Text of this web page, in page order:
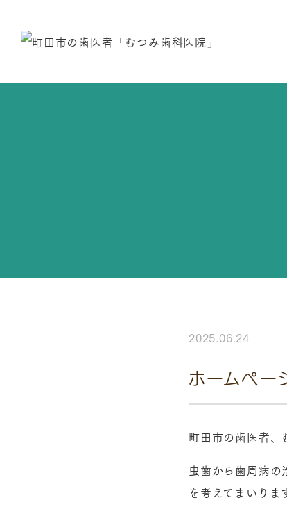
2025.06.24
ホームペー
町田市の歯医者、
虫歯から歯周病
を考えてまいりま